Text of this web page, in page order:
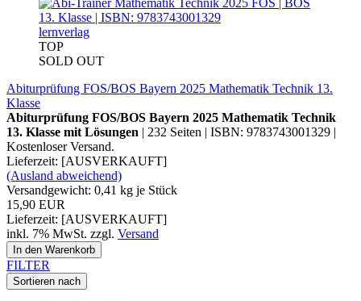
lernverlag
TOP
SOLD OUT
Abiturprüfung FOS/BOS Bayern 2025 Mathematik Technik 13.
Klasse
Abiturprüfung FOS/BOS Bayern 2025 Mathematik Technik
13. Klasse mit Lösungen | 232 Seiten | ISBN: 9783743001329 |
Kostenloser Versand.
Lieferzeit: [AUSVERKAUFT]
(Ausland abweichend)
Versandgewicht: 0,41 kg je Stück
15,90 EUR
Lieferzeit: [AUSVERKAUFT]
inkl. 7% MwSt. zzgl. Versand
In den Warenkorb
FILTER
Sortieren nach